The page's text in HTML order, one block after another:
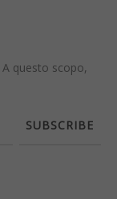
questo scopo,
SUBSCRIBE